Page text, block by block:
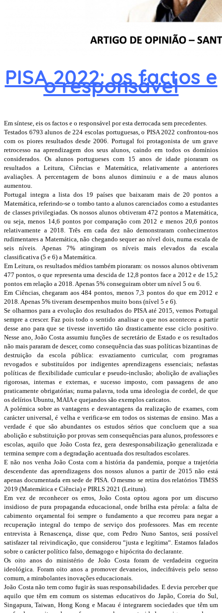
PISA 2022: os factos e
o responsável
Em síntese, eis os factos e o responsável por esta derrocada sem precedentes.
Testados 6793 alunos de 224 escolas portuguesas, o PISA 2022 confrontou-nos
com os piores resultados desde 2006. Portugal foi protagonista de um grave
retrocesso na aprendizagem dos seus alunos, caindo em todos os domínios
considerados. Os alunos portugueses com 15 anos de idade pioraram os
resultados a Leitura, Ciências e Matemática, relativamente a anteriores
avaliações. A percentagem de bons alunos diminuiu e a de maus alunos
aumentou.
Portugal integra a lista dos 19 países que baixaram mais de 20 pontos a
Matemática, referindo-se o tombo tanto a alunos carenciados como a estudantes
de classes privilegiadas. Os nossos alunos obtiveram 472 pontos a Matemática,
ou seja, menos 14,6 pontos por comparação com 2012 e menos 20,6 pontos
relativamente a 2018. Três em cada dez não demonstraram conhecimentos
rudimentares a Matemática, não chegando sequer ao nível dois, numa escala de
seis níveis. Apenas 7% atingiram os níveis mais elevados da escala
classificativa (5 e 6) a Matemática.
Em Leitura, os resultados médios também pioraram: os nossos alunos obtiveram
477 pontos, o que representa uma descida de 12,8 pontos face a 2012 e de 15,2
pontos em relação a 2018. Apenas 5% conseguiram obter um nível 5 ou 6.
Em Ciências, chegaram aos 484 pontos, menos 7,3 pontos do que em 2012 e
2018. Apenas 5% tiveram desempenhos muito bons (nível 5 e 6).
Se olharmos para a evolução dos resultados do PISA até 2015, vemos Portugal
sempre a crescer. Faz pois todo o sentido analisar o que nos aconteceu a partir
desse ano para que se tivesse invertido tão drasticamente esse ciclo positivo.
Nesse ano, João Costa assumiu funções de secretário de Estado e os resultados
não mais pararam de descer, como consequência das suas políticas bizantinas de
destruição da escola pública: esvaziamento curricular, com programas
revogados e substituídos por indigentes aprendizagens essenciais; nefastas
políticas de flexibilidade curricular e pseudo-inclusão; abolição de avaliações
rigorosas, internas e externas, e sucesso imposto, com passagens de ano
praticamente obrigatórias; numa palavra, toda uma ideologia de cordel, de que
os delírios Ubuntu, MAIA e quejandos são exemplos caricatos.
A polémica sobre as vantagens e desvantagens da realização de exames, com
carácter universal, é velha e verifica-se em todos os sistemas de ensino. Mas a
verdade é que são abundantes os estudos sérios que concluem que a sua
abolição e substituição por provas sem consequências para alunos, professores e
escolas, aquilo que João Costa fez, gera desresponsabilização generalizada e
termina sempre com a degradação acentuada dos resultados escolares.
E não nos venha João Costa com a história da pandemia, porque a trajetória
descendente das aprendizagens dos nossos alunos a partir de 2015 não está
apenas documentada em sede de PISA. O mesmo se retira dos relatórios TIMSS
2019 (Matemática e Ciência) e PIRLS 2021 (Leitura).
Em vez de reconhecer os erros, João Costa optou agora por um discurso
insidioso de pura propaganda educacional, onde brilha esta pérola: a falta de
cabimento orçamental foi sempre o fundamento a que recorreu para negar a
recuperação integral do tempo de serviço dos professores. Mas em recente
entrevista à Renascença, disse que, com Pedro Nuno Santos, será possível
satisfazer tal reivindicação, que considerou “justa e legítima“. Estamos falados
sobre o carácter político falso, demagogo e hipócrita do declarante.
Os oito anos do ministério de João Costa foram de verdadeira cegueira
ideológica. Foram oito anos a promover devaneios, indecifráveis pelo senso
comum, a mirabolantes inovações educacionais.
João Costa não tem como fugir às suas responsabilidades. E devia perceber que
aquilo que têm em comum os sistemas educativos do Japão, Coreia do Sul,
Singapura, Taiwan, Hong Kong e Macau é integrarem sociedades que têm um